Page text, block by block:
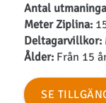
Antal
Meter Ziplina:
Deltagarvillkor:
Ålder:Från 15
SE